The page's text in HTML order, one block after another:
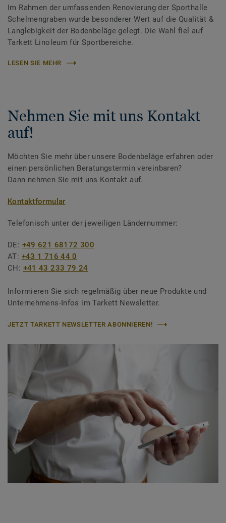
Im Rahmen der umfassenden Renovierung der Sporthalle
Schelmengraben wurde besonderer Wert auf die Qualität &
Langlebigkeit der Bodenbeläge gelegt. Die Wahl fiel auf
Tarkett Linoleum für Sportbereiche.
LESEN SIE MEHR
Nehmen Sie mit uns Kontakt
auf!
Möchten Sie mehr über unsere Bodenbeläge erfahren oder
einen persönlichen Beratungstermin vereinbaren?
Dann nehmen Sie mit uns Kontakt auf.
Kontaktformular
Telefonisch unter der jeweiligen Ländernummer:
DE: +49 621 68172 300
AT: +43 1 716 44 0
CH: +41 43 233 79 24
Informieren Sie sich regelmäßig über neue Produkte und
Unternehmens-Infos im Tarkett Newsletter.
JETZT TARKETT NEWSLETTER ABONNIEREN!